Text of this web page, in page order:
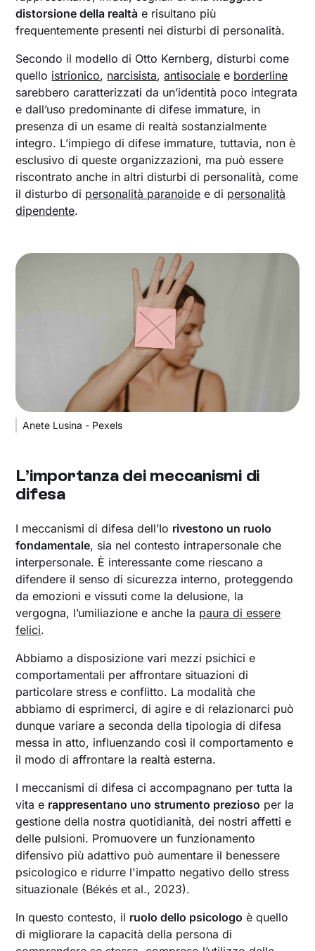
distorsione della realtà e risultano più
frequentemente presenti nei disturbi di personalità.
Secondo il modello di Otto Kernberg, disturbi come
quello istrionico, narcisista,antisociale e borderline
sarebbero caratterizzati da un’identità poco integrata
e dall’uso predominante di difese immature, in
presenza di un esame di realtà sostanzialmente
integro. L’impiego di difese immature, tuttavia, non è
esclusivo di queste organizzazioni, ma può essere
riscontrato anche in altri disturbi di personalità, come
il disturbo di personalità paranoide e di personalità
dipendente.
Anete Lusina - Pexels
L’importanza dei meccanismi di
difesa
I meccanismi di difesa dell’Io rivestono un ruolo
fondamentale, sia nel contesto intrapersonale che
interpersonale. È interessante come riescano a
difendere il senso di sicurezza interno, proteggendo
da emozioni e vissuti come la delusione, la
vergogna, l’umiliazione e anche la paura di essere
felici.
Abbiamo a disposizione vari mezzi psichici e
comportamentali per affrontare situazioni di
particolare stress e conflitto. La modalità che
abbiamo di esprimerci, di agire e di relazionarci può
dunque variare a seconda della tipologia di difesa
messa in atto, influenzando così il comportamento e
il modo di affrontare la realtà esterna.
I meccanismi di difesa ci accompagnano per tutta la
vita e rappresentano uno strumento prezioso per la
gestione della nostra quotidianità, dei nostri affetti e
delle pulsioni. Promuovere un funzionamento
difensivo più adattivo può aumentare il benessere
psicologico e ridurre l'impatto negativo dello stress
situazionale (Békés et al., 2023).
In questo contesto, il ruolo dello psicologo è quello
di migliorare la capacità della persona di